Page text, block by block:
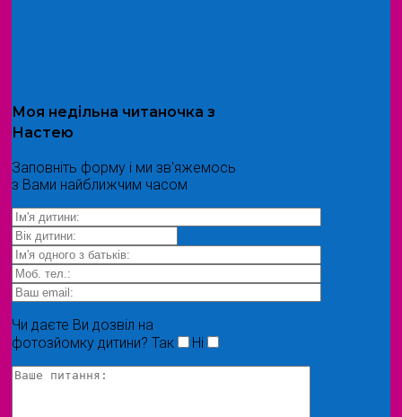
Моя недільна читаночка з
Настею
Заповніть форму і ми зв'яжемось
з Вами найближчим часом
Чи даєте Ви дозвіл на
фотозйомку дитини? Так Ні